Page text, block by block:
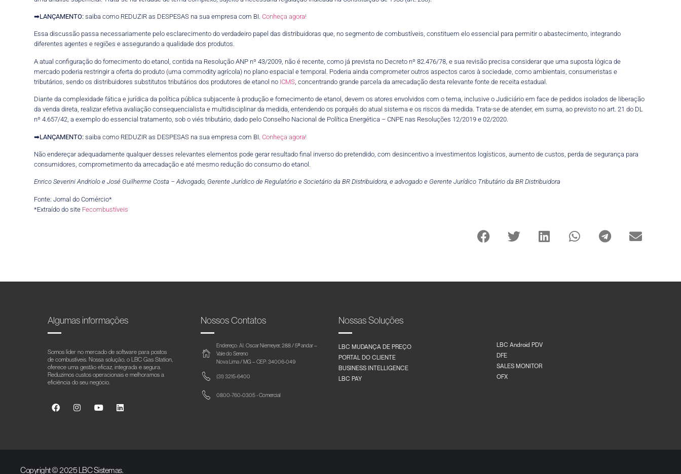
➡LANÇAMENTO: saiba como REDUZIR as DESPESAS na sua empresa com BI.Conheça agora!
Essa discussão passa necessariamente pelo esclarecimento do verdadeiro papel das distribuidoras que, no segmento de combustíveis, constituem elo essencial para permitir o abastecimento, integrando
diferentes agentes e regiões e assegurando a qualidade dos produtos.
A atual configuração do fornecimento do etanol, contida na Resolução ANP nº 43/2009, não é recente, como já prevista no Decreto nº 82.476/78, e sua revisão precisa considerar que uma suposta lógica de
mercado poderia restringir a oferta do produto (uma commodity agrícola) no plano espacial e temporal. Poderia ainda comprometer outros aspectos caros à sociedade, como ambientais, consumeristas e
tributários, sendo os distribuidores substitutos tributários dos produtores de etanol no ICMS , concentrando grande parcela da arrecadação desta relevante fonte de receita estadual.
Diante da complexidade fática e jurídica da política pública subjacente à produção e fornecimento de etanol, devem os atores envolvidos com o tema, inclusive o Judiciário em face de pedidos isolados de liberação
da venda direta, realizar efetiva avaliação consequencialista e multidisciplinar da medida, entendendo os porquês do atual sistema e os riscos da medida. Trata-se de atender, em suma, ao previsto no art. 21 do DL
nº 4.657/42, a exemplo do essencial tratamento, sob o viés tributário, dado pelo Conselho Nacional de Política Energética – CNPE nas Resoluções 12/2019 e 02/2020.
➡LANÇAMENTO: saiba como REDUZIR as DESPESAS na sua empresa com BI.Conheça agora!
Não endereçar adequadamente qualquer desses relevantes elementos pode gerar resultado final inverso do pretendido, com desincentivo a investimentos logísticos, aumento de custos, perda de segurança para
consumidores, comprometimento da arrecadação e até mesmo redução do consumo do etanol.
Enrico Severini Andriolo e José Guilherme Costa – Advogado, Gerente Jurídico de Regulatório e Societário da BR Distribuidora, e advogado e Gerente Jurídico Tributário da BR Distribuidora
Fonte: Jornal do Comércio*
*Extraído do site Fecombustíveis
Algumas informações
Somos líder no mercado de software para postos
de combustíveis. Nossa solução, o LBC Gas Station,
oferece uma gestão eficaz, integrada e segura.
Reduzimos custos operacionais e melhoramos a
eficiência do seu negócio.
Nossos Contatos
Endereço: Al. Oscar Niemeyer, 288 / 5º andar –
Vale do Sereno
Nova Lima / MG – CEP: 34006-049
(31) 3215-6400
0800-760-0305 - Comercial
Nossas Soluções
LBC MUDANÇA DE PREÇO
PORTAL DO CLIENTE
BUSINESS INTELLIGENCE
LBC PAY
LBC Android PDV
DFE
SALES MONITOR
OFX
Copyright © 2025 LBC Sistemas.